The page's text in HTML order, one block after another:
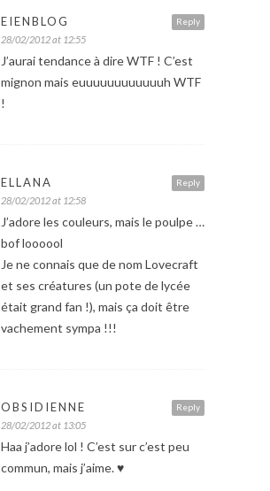
Reply
EIENBLOG
28/02/2012 at 12:55
J’aurai tendance à dire WTF ! C’est
mignon mais euuuuuuuuuuuuh WTF
!
Reply
ELLANA
28/02/2012 at 12:58
J’adore les couleurs, mais le poulpe …
bof loooool
Je ne connais que de nom Lovecraft
et ses créatures (un pote de lycée
était grand fan !), mais ça doit être
vachement sympa !!!
Reply
OBSIDIENNE
28/02/2012 at 13:05
Haa j’adore lol ! C’est sur c’est peu
commun, mais j’aime. ♥